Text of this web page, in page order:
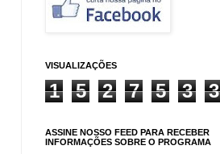
VISUALIZAÇÕES
1 5 2 7 5 3 3
ASSINE NOSSO FEED PARA RECEBER
INFORMAÇÕES SOBRE O PROGRAMA